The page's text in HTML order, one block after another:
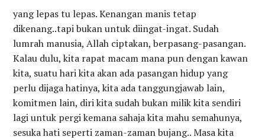
yang lepas tu lepas. Kenangan manis tetap
dikenang..tapi bukan untuk diingat-ingat. Sudah
lumrah manusia, Allah ciptakan, berpasang-pasangan.
Kalau dulu, kita rapat macam mana pun dengan kawan
kita, suatu hari kita akan ada pasangan hidup yang
perlu dijaga hatinya, kita ada tanggungjawab lain,
komitmen lain, diri kita sudah bukan milik kita sendiri
lagi untuk pergi kemana sahaja kita mahu semahunya,
sesuka hati seperti zaman-zaman bujang.. Masa kita